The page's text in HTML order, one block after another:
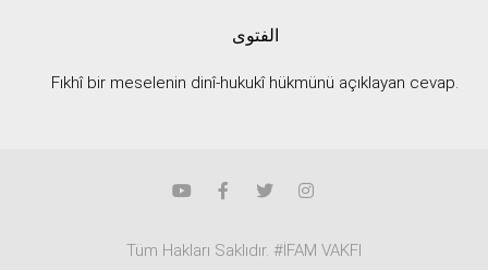
الفتوى
Fıkhî bir meselenin dinî-hukukî hükmünü açıklayan cevap.
Tüm Hakları Saklıdır. #İFAM VAKFI